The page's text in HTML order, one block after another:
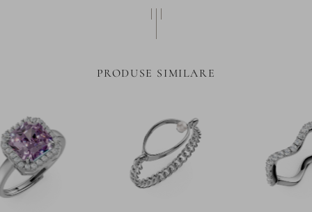
PRODUSE SIMILARE